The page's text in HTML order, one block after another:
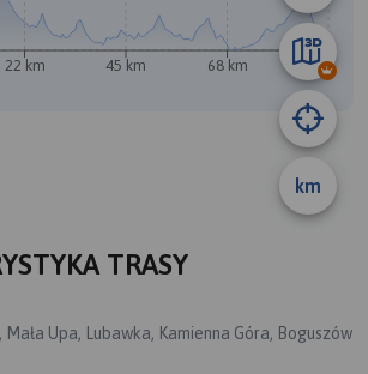
km
22 km 45 km 68 km 91 km
TRASY
Mała Upa, Lubawka, Kamienna Góra, Boguszów